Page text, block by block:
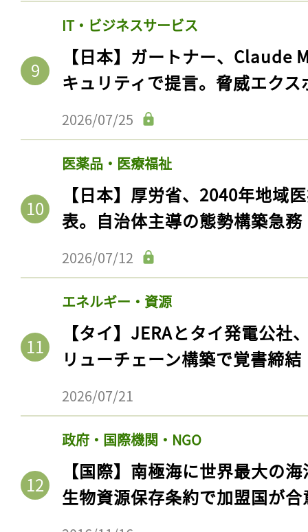
IT・ビジネスサービス
【日本】ガートナー、Claude
キュリティで提言。脅威エク
2026/07/25
医薬品・医療福祉
【日本】厚労省、2040年地域
表。自治体主導の態勢構築急務
2026/07/12
エネルギー・資源
【タイ】JERAとタイ発電公社
リューチェーン構築で覚書締結
2026/07/21
政府・国際機関・NGO
【国際】南極海に世界最大の
生物資源保存条約で加盟国が合